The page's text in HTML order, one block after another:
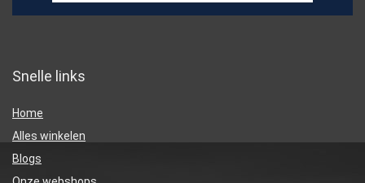
Snelle links
Home
Alles winkelen
Blogs